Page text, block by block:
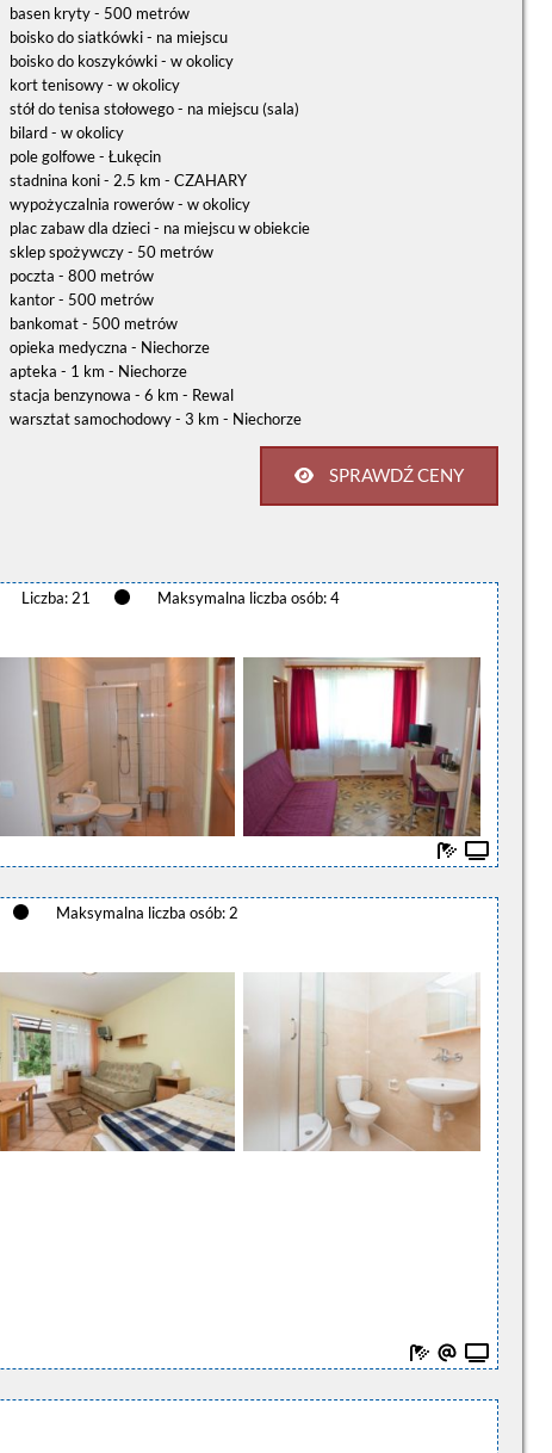
basen kryty - 500 metrów
boisko do siatkówki - na miejscu
boisko do koszykówki - w okolicy
kort tenisowy - w okolicy
stół do tenisa stołowego - na miejscu (sala)
bilard - w okolicy
pole golfowe - Łukęcin
stadnina koni - 2.5 km - CZAHARY
wypożyczalnia rowerów - w okolicy
plac zabaw dla dzieci - na miejscu w obiekcie
sklep spożywczy - 50 metrów
poczta - 800 metrów
kantor - 500 metrów
bankomat - 500 metrów
opieka medyczna - Niechorze
apteka - 1 km - Niechorze
stacja benzynowa - 6 km - Rewal
warsztat samochodowy - 3 km - Niechorze
SPRAWDŹ CENY
Liczba: 21 Maksymalna liczba osób: 4
Maksymalna liczba osób: 2